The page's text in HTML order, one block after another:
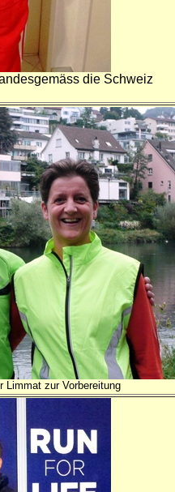
die Schweiz
Limmat zur Vorbereitung